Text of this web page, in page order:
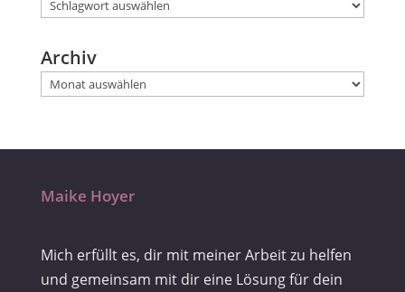
Archiv
Maike Hoyer
Mich erfüllt es, dir mit meiner Arbeit zu helfen
und gemeinsam mit dir eine Lösung für dein